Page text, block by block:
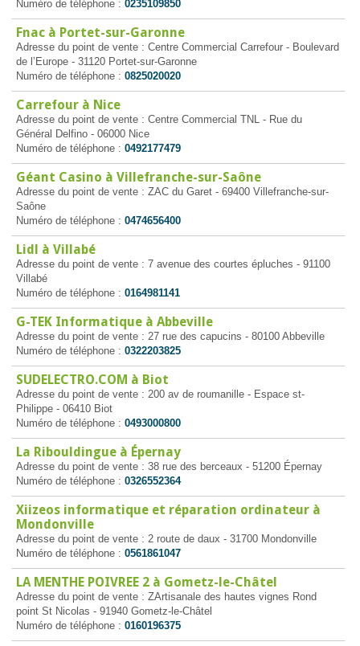
Numéro de téléphone : 0235109850
Fnac à Portet-sur-Garonne
Adresse du point de vente : Centre Commercial Carrefour - Boulevard
de l’Europe - 31120 Portet-sur-Garonne
Numéro de téléphone : 0825020020
Carrefour à Nice
Adresse du point de vente : Centre Commercial TNL - Rue du
Général Delfino - 06000 Nice
Numéro de téléphone : 0492177479
Géant Casino à Villefranche-sur-Saône
Adresse du point de vente : ZAC du Garet - 69400 Villefranche-sur-
Saône
Numéro de téléphone : 0474656400
Lidl à Villabé
Adresse du point de vente : 7 avenue des courtes épluches - 91100
Villabé
Numéro de téléphone : 0164981141
G-TEK Informatique à Abbeville
Adresse du point de vente : 27 rue des capucins - 80100 Abbeville
Numéro de téléphone : 0322203825
SUDELECTRO.COM à Biot
Adresse du point de vente : 200 av de roumanille - Espace st-
Philippe - 06410 Biot
Numéro de téléphone : 0493000800
La Ribouldingue à Épernay
Adresse du point de vente : 38 rue des berceaux - 51200 Épernay
Numéro de téléphone : 0326552364
Xiizeos informatique et réparation ordinateur à
Mondonville
Adresse du point de vente : 2 route de daux - 31700 Mondonville
Numéro de téléphone : 0561861047
LA MENTHE POIVREE 2 à Gometz-le-Châtel
Adresse du point de vente : ZArtisanale des hautes vignes Rond
point St Nicolas - 91940 Gometz-le-Châtel
Numéro de téléphone : 0160196375